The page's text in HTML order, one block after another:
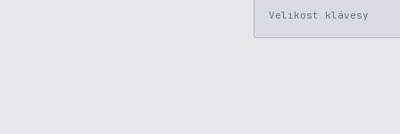
Velikost klávesy